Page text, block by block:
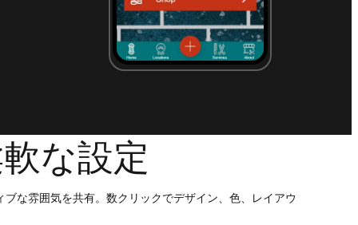
な設定
な雰囲気を共有。数クリックでデザイン、色、レイアウ